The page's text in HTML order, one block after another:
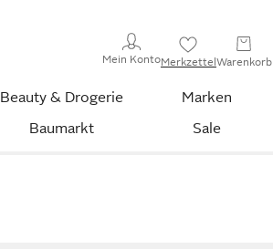
Mein KontoMerkzettelWarenkorb
Beauty & Drogerie
Marken
Baumarkt Sale